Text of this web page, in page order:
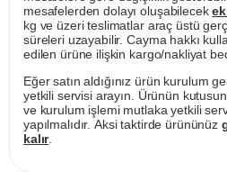
mesafelerden dolayı oluşabilecek
kg ve üzeri teslimatlar araç üstü
süreleri uzayabilir. Cayma hakkı
edilen ürüne ilişkin kargo/nakliyat
Eğer satın aldığınız ürün kurulum
yetkili servisi arayın. Ürünün
ve kurulum işlemi mutlaka yetkili
yapılmalıdır. Aksi taktirde ürününüz
kalır.